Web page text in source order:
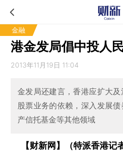
金融
港金发局倡中投人
2013年11月19日 11:04
金发局还建言，香港应扩大
股票业务的依赖，深入发展
产信托基金等其他领域
【财新网】（特派香港记